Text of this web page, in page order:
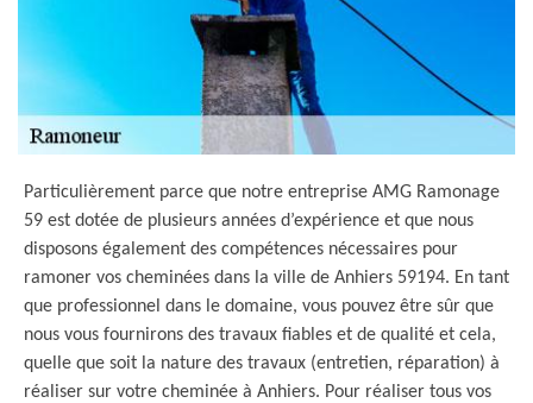
Particulièrement parce que notre entreprise AMG Ramonage
59 est dotée de plusieurs années d’expérience et que nous
disposons également des compétences nécessaires pour
ramoner vos cheminées dans la ville de Anhiers 59194. En tant
que professionnel dans le domaine, vous pouvez être sûr que
nous vous fournirons des travaux fiables et de qualité et cela,
quelle que soit la nature des travaux (entretien, réparation) à
réaliser sur votre cheminée à Anhiers. Pour réaliser tous vos